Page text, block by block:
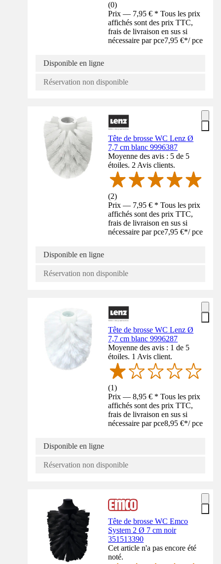
(0)
Prix — 7,95 € * Tous les prix
affichés sont des prix TTC,
frais de livraison en sus si
nécessaire par pce7,95 €*/ pce
Disponible en ligne
Réservation non disponible
Tête de brosse WC Lenz Ø
7,7 cm blanc 9996387
Moyenne des avis : 5 de 5
étoiles. 2 Avis clients.
(2)
Prix — 7,95 € * Tous les prix
affichés sont des prix TTC,
frais de livraison en sus si
nécessaire par pce7,95 €*/ pce
Disponible en ligne
Réservation non disponible
Tête de brosse WC Lenz Ø
7,7 cm blanc 9996287
Moyenne des avis : 1 de 5
étoiles. 1 Avis client.
(1)
Prix — 8,95 € * Tous les prix
affichés sont des prix TTC,
frais de livraison en sus si
nécessaire par pce8,95 €*/ pce
Disponible en ligne
Réservation non disponible
Tête de brosse WC Emco
System 2 Ø 7 cm noir
351513390
Cet article n'a pas encore été
noté.